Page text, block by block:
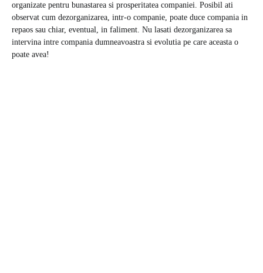
organizate pentru bunastarea si prosperitatea companiei. Posibil ati
observat cum dezorganizarea, intr-o companie, poate duce compania in
repaos sau chiar, eventual, in faliment. Nu lasati dezorganizarea sa
intervina intre compania dumneavoastra si evolutia pe care aceasta o
poate avea!